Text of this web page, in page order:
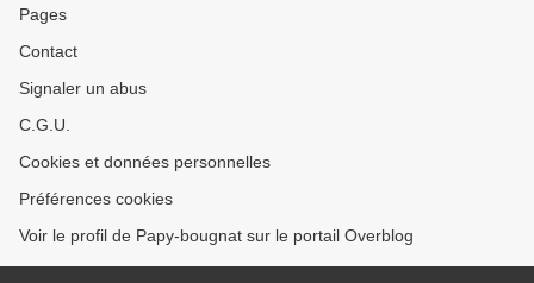
Pages
Contact
Signaler un abus
C.G.U.
Cookies et données personnelles
Préférences cookies
Voir le profil de Papy-bougnat sur le portail Overblog